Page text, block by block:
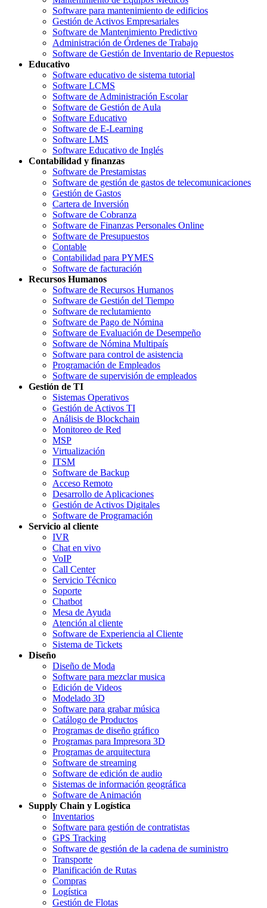
Software para mantenimiento de edificios
Gestión de Activos Empresariales
Software de Mantenimiento Predictivo
Administración de Órdenes de Trabajo
Software de Gestión de Inventario de Repuestos
Educativo
Software educativo de sistema tutorial
Software LCMS
Software de Administración Escolar
Software de Gestión de Aula
Software Educativo
Software de E-Learning
Software LMS
Software Educativo de Inglés
Contabilidad y finanzas
Software de Prestamistas
Software de gestión de gastos de telecomunicaciones
Gestión de Gastos
Cartera de Inversión
Software de Cobranza
Software de Finanzas Personales Online
Software de Presupuestos
Contable
Contabilidad para PYMES
Software de facturación
Recursos Humanos
Software de Recursos Humanos
Software de Gestión del Tiempo
Software de reclutamiento
Software de Pago de Nómina
Software de Evaluación de Desempeño
Software de Nómina Multipaís
Software para control de asistencia
Programación de Empleados
Software de supervisión de empleados
Gestión de TI
Sistemas Operativos
Gestión de Activos TI
Análisis de Blockchain
Monitoreo de Red
MSP
Virtualización
ITSM
Software de Backup
Acceso Remoto
Desarrollo de Aplicaciones
Gestión de Activos Digitales
Software de Programación
Servicio al cliente
IVR
Chat en vivo
VoIP
Call Center
Servicio Técnico
Soporte
Chatbot
Mesa de Ayuda
Atención al cliente
Software de Experiencia al Cliente
Sistema de Tickets
Diseño
Diseño de Moda
Software para mezclar musica
Edición de Videos
Modelado 3D
Software para grabar música
Catálogo de Productos
Programas de diseño gráfico
Programas para Impresora 3D
Programas de arquitectura
Software de streaming
Software de edición de audio
Sistemas de información geográfica
Software de Animación
Supply Chain y Logística
Inventarios
Software para gestión de contratistas
GPS Tracking
Software de gestión de la cadena de suministro
Transporte
Planificación de Rutas
Compras
Logística
Gestión de Flotas